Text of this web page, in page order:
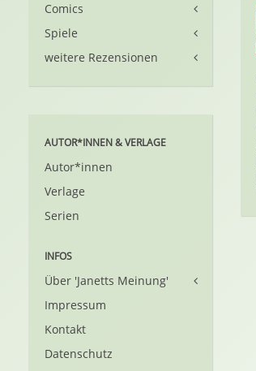
Comics
Spiele
weitere Rezensionen
AUTOR*INNEN & VERLAGE
Autor*innen
Verlage
Serien
INFOS
Über 'Janetts Meinung'
Impressum
Kontakt
Datenschutz